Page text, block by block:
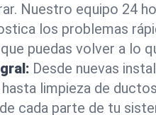
Nuestro equipo 24
los problemas
puedas volver a lo
Desde nuevas
limpieza de
cada parte de tu